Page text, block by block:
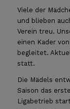
Viele der
und blieben
Verein treu.
einen Kader
begleitet.
statt.
Die Mädels
Saison das
Ligabetrieb